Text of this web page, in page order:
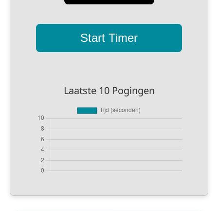
Start Timer
Laatste 10 Pogingen